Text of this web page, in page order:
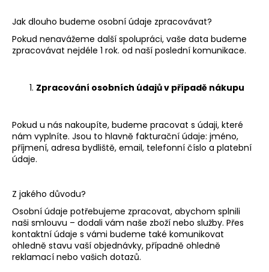
Jak dlouho budeme osobní údaje zpracovávat?
Pokud nenavážeme další spolupráci, vaše data budeme
zpracovávat nejdéle 1 rok. od naší poslední komunikace.
Zpracování osobních údajů v případě nákupu
Pokud u nás nakoupíte, budeme pracovat s údaji, které
nám vyplníte. Jsou to hlavně fakturační údaje: jméno,
příjmení, adresa bydliště, email, telefonní číslo a platební
údaje.
Z jakého důvodu?
Osobní údaje potřebujeme zpracovat, abychom splnili
naši smlouvu – dodali vám naše zboží nebo služby. Přes
kontaktní údaje s vámi budeme také komunikovat
ohledně stavu vaší objednávky, případně ohledně
reklamací nebo vašich dotazů.